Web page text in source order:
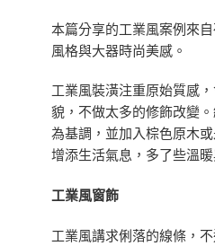
本篇分享的工業風案例來
風格與大器時尚美感。
工業風裝潢注重原始質感
貌，不做太多的修飾改變
為基調，並加入棕色原木
增添生活氣息，多了些溫暖
工業風窗飾
工業風講求俐落的線條，